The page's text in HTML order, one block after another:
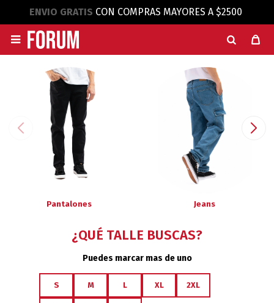
ENVIO GRATIS CON COMPRAS MAYORES A $2500

Pantalones Jeans
¿QUÉ TALLE BUSCAS?
Puedes marcar mas de uno
S M L XL 2XL